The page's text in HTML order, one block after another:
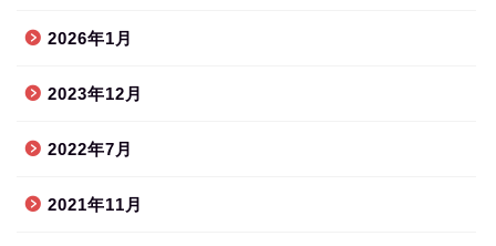
2026年1月
2023年12月
2022年7月
2021年11月